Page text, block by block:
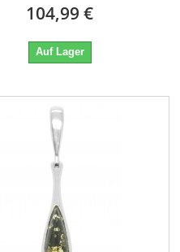
104,99 €
Auf Lager